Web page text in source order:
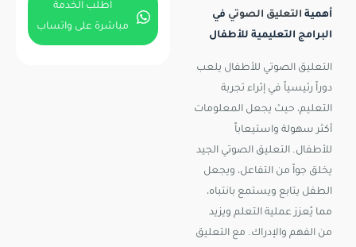
أهمية التعليق الصوتي في
البرامج التعليمية للأطفال
التعليق الصوتي للأطفال يلعب
دوراً رئيسياً في إثراء تجربة
التعليم، حيث يجعل المعلومات
أكثر سهولة واستيعاباً
للأطفال. التعليق الصوتي الجيد
يخلق جواً من التفاعل، ويجعل
الطفل يتابع ويستمع بانتباه،
مما يُعزز عملية التعلم ويزيد
من الفهم والإدراك. مع التعليق
اطلب الخدمة
مباشرة على واتساب